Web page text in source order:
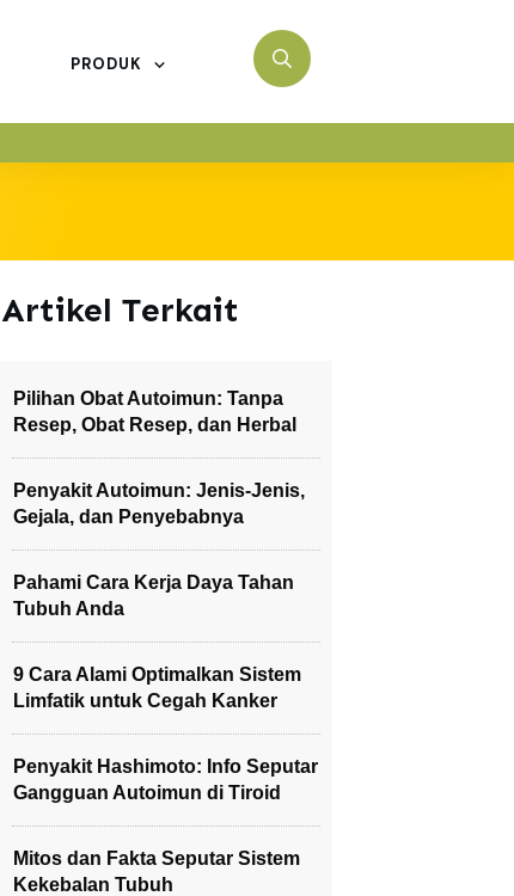
PRODUK
Artikel Terkait
Pilihan Obat Autoimun: Tanpa
Resep, Obat Resep, dan Herbal
Penyakit Autoimun: Jenis-Jenis,
Gejala, dan Penyebabnya
Pahami Cara Kerja Daya Tahan
Tubuh Anda
9 Cara Alami Optimalkan Sistem
Limfatik untuk Cegah Kanker
Penyakit Hashimoto: Info Seputar
Gangguan Autoimun di Tiroid
Mitos dan Fakta Seputar Sistem
Kekebalan Tubuh